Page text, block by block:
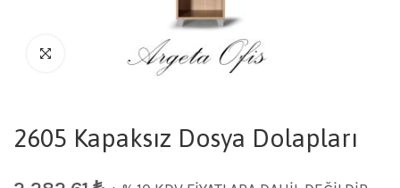
2605 Kapaksız Dosya Dolapları